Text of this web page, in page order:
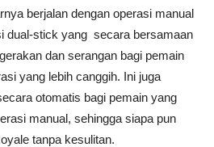
berjalan dengan operasi manual
dual-stick yang secara bersamaan
dan serangan bagi pemain
yang lebih canggih. Ini juga
otomatis bagi pemain yang
manual, sehingga siapa pun
tanpa kesulitan.